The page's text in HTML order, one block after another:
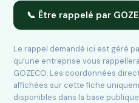
📞 Être rappelé par
Le rappel demandé ici est géré
qu’une entreprise vous
GOZECO. Les coordonnées
affichées sur cette fiche
disponibles dans la base